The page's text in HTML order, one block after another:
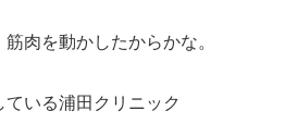
肉を動かしたからかな。
いる浦田クリニック